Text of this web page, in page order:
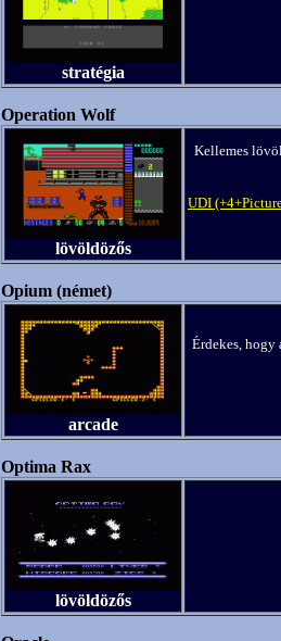
stratégia
Operation Wolf
lövöldözős
Kellemes
UDI
Opium (német)
arcade
Érdekes, hogy
Optima Rax
lövöldözős